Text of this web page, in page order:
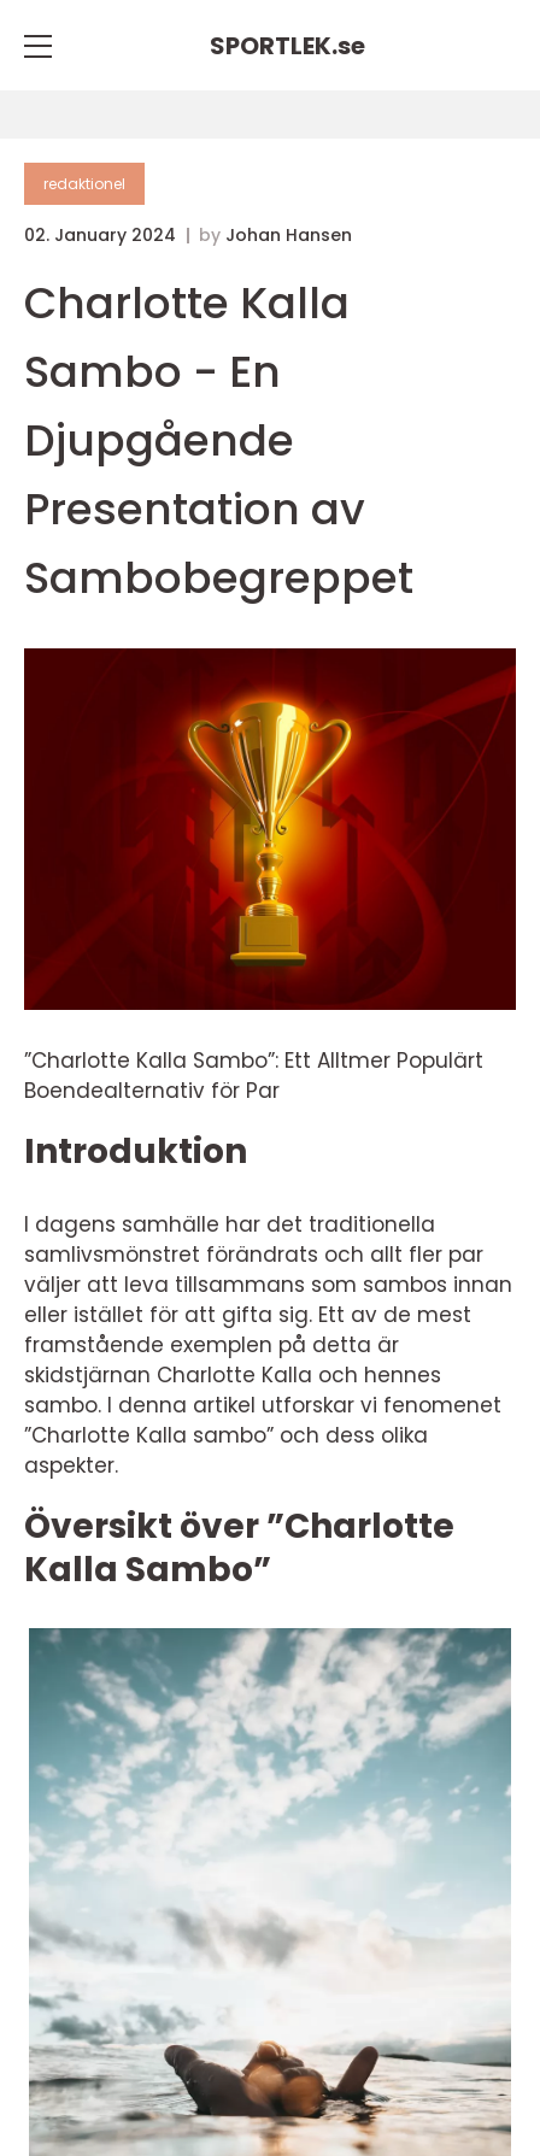
SPORTLEK.se
redaktionel
02. January 2024 by Johan Hansen
Charlotte Kalla
Sambo - En
Djupgående
Presentation av
Sambobegreppet
”Charlotte Kalla Sambo”: Ett Alltmer Populärt
Boendealternativ för Par
Introduktion
I dagens samhälle har det traditionella
samlivsmönstret förändrats och allt fler par
väljer att leva tillsammans som sambos innan
eller istället för att gifta sig. Ett av de mest
framstående exemplen på detta är
skidstjärnan Charlotte Kalla och hennes
sambo. I denna artikel utforskar vi fenomenet
”Charlotte Kalla sambo” och dess olika
aspekter.
Översikt över ”Charlotte
Kalla Sambo”